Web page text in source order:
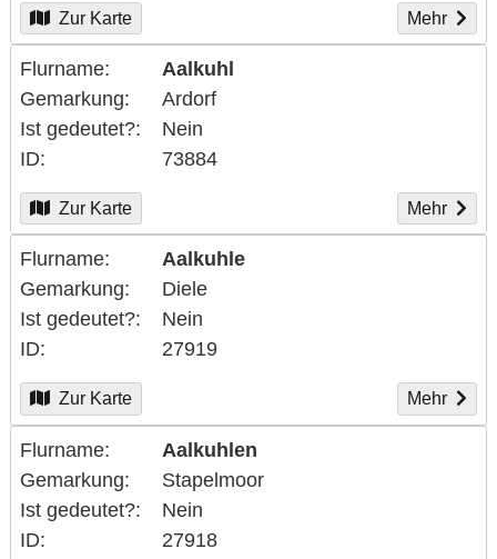
Zur Karte Mehr
Flurname
Aalkuhl
Gemarkung
Ardorf
Ist gedeutet?
Nein
ID
73884
Zur Karte Mehr
Flurname
Aalkuhle
Gemarkung
Diele
Ist gedeutet?
Nein
ID
27919
Zur Karte Mehr
Flurname
Aalkuhlen
Gemarkung
Stapelmoor
Ist gedeutet?
Nein
ID
27918